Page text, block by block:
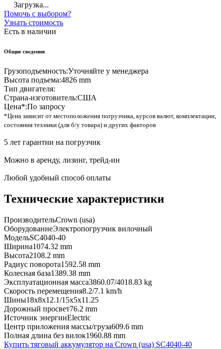
Загрузка...
Помочь с выбором?
Узнать стоимость
Есть в наличии
Общие сведения
Грузоподъемность:Уточняйте у менеджера
Высота подъема:4826 mm
Тип двигателя:
Страна-изготовитель:США
Цена*:По запросу
*Цена зависит от местоположения погрузчика, курсов валют, комплектации,
состояния техники (для б/у товара) и других факторов
5 лет гарантии на погрузчик
Можно в аренду, лизинг, трейд-ин
Любой удобный способ оплаты
Технические характеристики
ПроизводительCrown (usa)
ОборудованиеЭлектропогрузчик вилочный
МодельSC4040-40
Ширина1074.32 mm
Высота2108.2 mm
Радиус поворота1592.58 mm
Колесная база1389.38 mm
Эксплуатационная масса3860.07/4018.83 kg
Скорость перемещения8.2/7.1 km/h
Шины18x8x12.1/15x5x11.25
Дорожный просвет76.2 mm
Источник энергииElectric
Центр приложения массы/груза609.6 mm
Полная длина без вилок1960.88 mm
Купить тяговый аккумулятор на Crown (usa) SC4040-40